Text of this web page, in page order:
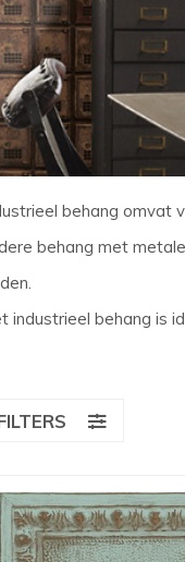
behang omvat
behang met
industrieel behang is